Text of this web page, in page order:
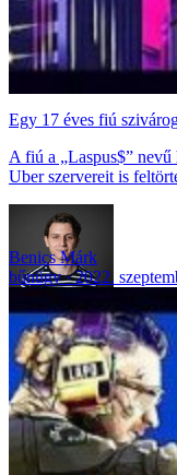
Egy 17 éves fiú
A fiú a „Laspus$”
Uber szervereit is
Benics Márk
bűnügy
2022.